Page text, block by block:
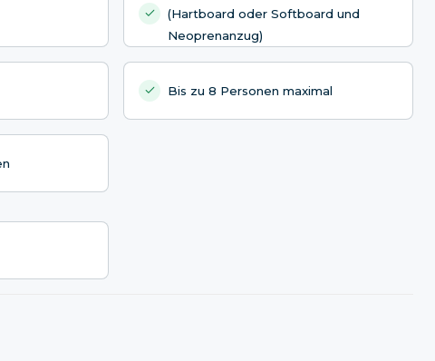
(Hartboard oder Softboard und
Neoprenanzug)
Bis zu 8 Personen maximal